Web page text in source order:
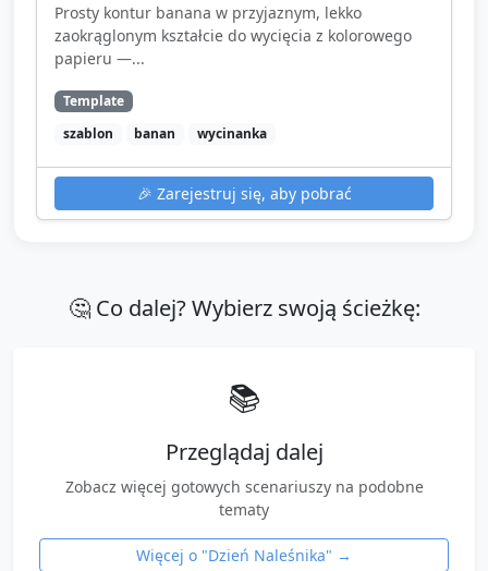
Prosty kontur banana w przyjaznym, lekko
zaokrąglonym kształcie do wycięcia z kolorowego
papieru —...
Template
szablon
banan wycinanka
🎉 Zarejestruj się, aby pobrać
🤔 Co dalej? Wybierz swoją ścieżkę:
📚
Przeglądaj dalej
Zobacz więcej gotowych scenariuszy na podobne
tematy
Więcej o "Dzień Naleśnika" →